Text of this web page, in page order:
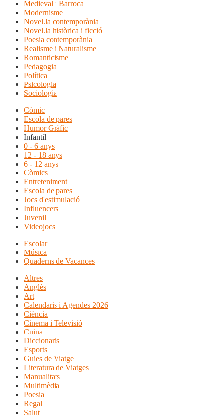
Medieval i Barroca
Modernisme
Novel.la contemporània
Novel.la històrica i ficció
Poesia contemporània
Realisme i Naturalisme
Romanticisme
Pedagogia
Política
Psicologia
Sociologia
Còmic
Escola de pares
Humor Gràfic
Infantil
0 - 6 anys
12 - 18 anys
6 - 12 anys
Còmics
Entreteniment
Escola de pares
Jocs d'estimulació
Influencers
Juvenil
Videojocs
Escolar
Música
Quaderns de Vacances
Altres
Anglès
Art
Calendaris i Agendes 2026
Ciència
Cinema i Televisió
Cuina
Diccionaris
Esports
Guies de Viatge
Literatura de Viatges
Manualitats
Multimèdia
Poesia
Regal
Salut